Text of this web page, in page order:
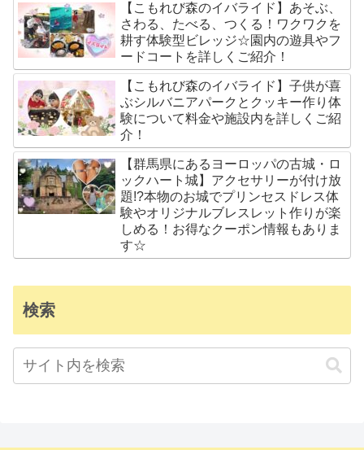
【こもれび森のイバライド】あそぶ、
さわる、たべる、つくる！ワクワクを
耕す体験型ビレッジ☆園内の遊具やフ
ードコートを詳しくご紹介！
【こもれび森のイバライド】子供が喜
ぶシルバニアパークとクッキー作り体
験について料金や施設内を詳しくご紹
介！
【群馬県にあるヨーロッパの古城・ロ
ックハート城】アクセサリーが付け放
題!?本物のお城でプリンセスドレス体
験やオリジナルブレスレット作りが楽
しめる！お得なクーポン情報もありま
す☆
検索